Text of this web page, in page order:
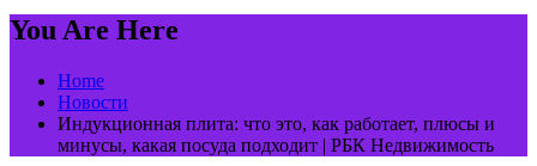
You Are Here
Home
Новости
Индукционная плита: что это, как работает, плюсы и
минусы, какая посуда подходит | РБК Недвижимость